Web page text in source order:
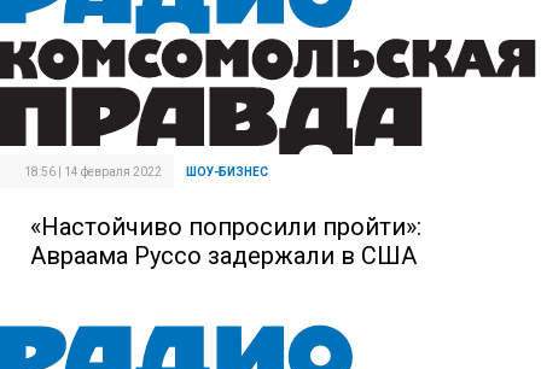
18:56 | 14 февраля 2022 ШОУ-БИЗНЕС
«Настойчиво попросили пройти»:
Авраама Руссо задержали в США